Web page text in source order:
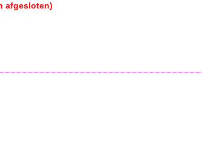
afgesloten)